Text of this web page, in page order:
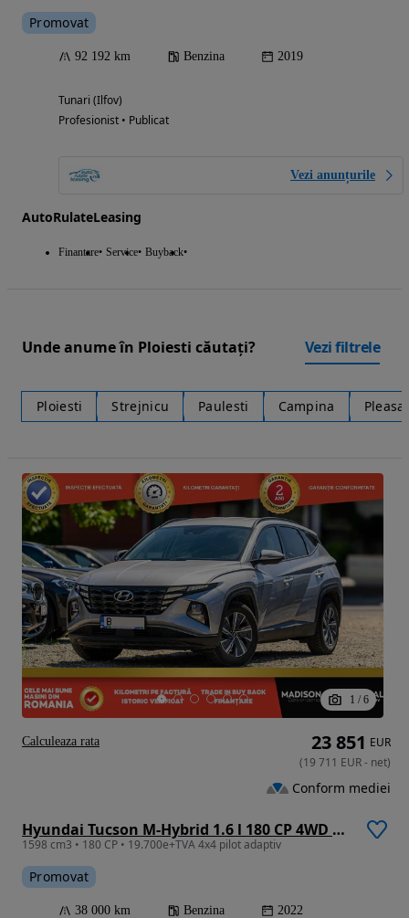
Promovat
92 192 km Benzina 2019
Tunari (Ilfov)
Profesionist • Publicat
Vezi anunțurile
AutoRulateLeasing
Finantare Service Buyback
Unde anume în Ploiesti căutați? Vezi filtrele
Ploiesti Strejnicu Paulesti Campina Pleasa
1 / 6
Hyundai Tucson M-Hybrid 1.6 l 180 CP 4WD 7DCT Style
1598 cm3 • 180 CP • 19.700e+TVA 4x4 pilot adaptiv
Promovat
38 000 km Benzina 2022
23 851 EUR
(19 711 EUR- net)
Conform mediei
Calculeaza rata